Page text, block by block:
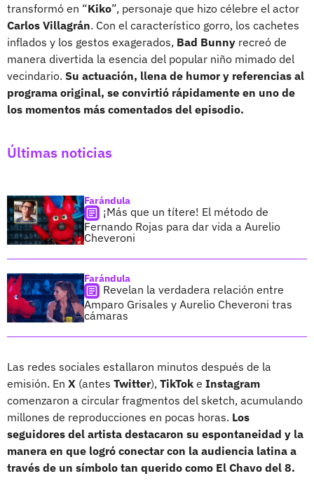
transformó en “Kiko”, personaje que hizo célebre el actor
Carlos Villagrán. Con el característico gorro, los cachetes
inflados y los gestos exagerados, Bad Bunny recreó de
manera divertida la esencia del popular niño mimado del
vecindario. Su actuación, llena de humor y referencias al
programa original, se convirtió rápidamente en uno de
los momentos más comentados del episodio.
Últimas noticias
Farándula
¡Más que un títere! El método de
Fernando Rojas para dar vida a Aurelio
Cheveroni
Farándula
Revelan la verdadera relación entre
Amparo Grisales y Aurelio Cheveroni tras
cámaras
Las redes sociales estallaron minutos después de la
emisión. En X (antes Twitter), TikTok e Instagram
comenzaron a circular fragmentos del sketch, acumulando
millones de reproducciones en pocas horas. Los
seguidores del artista destacaron su espontaneidad y la
manera en que logró conectar con la audiencia latina a
través de un símbolo tan querido como El Chavo del 8.